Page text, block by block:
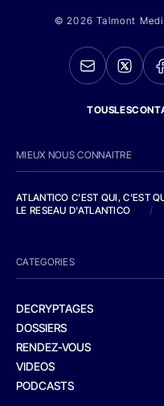
© 2026 Talmont
MIEUX NOUS CONNAITRE
ATLANTICO C'EST QUI, C'EST
LE RESEAU D'ATLANTICO
/
CATEGORIES
DECRYPTAGES
DOSSIERS
RENDEZ-VOUS
VIDEOS
PODCASTS